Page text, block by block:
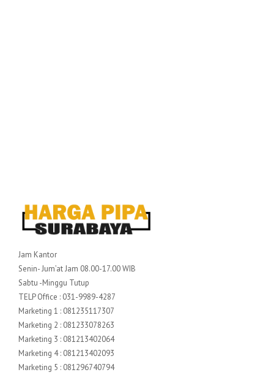
Jam Kantor
Senin- Jum’at Jam 08.00-17.00 WIB
Sabtu -Minggu Tutup
TELP Office : 031-9989-4287
Marketing 1 : 081235117307
Marketing 2 : 081233078263
Marketing 3 : 081213402064
Marketing 4 : 081213402093
Marketing 5 : 081296740794